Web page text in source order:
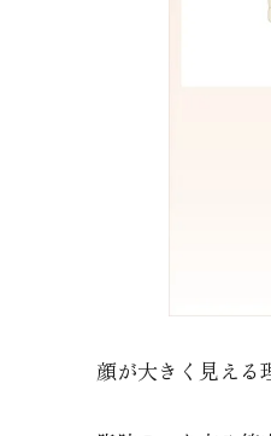
後悔しな
患者
経験
ダウン
小顔
セル
7 小顔になり
顔が大きく見える